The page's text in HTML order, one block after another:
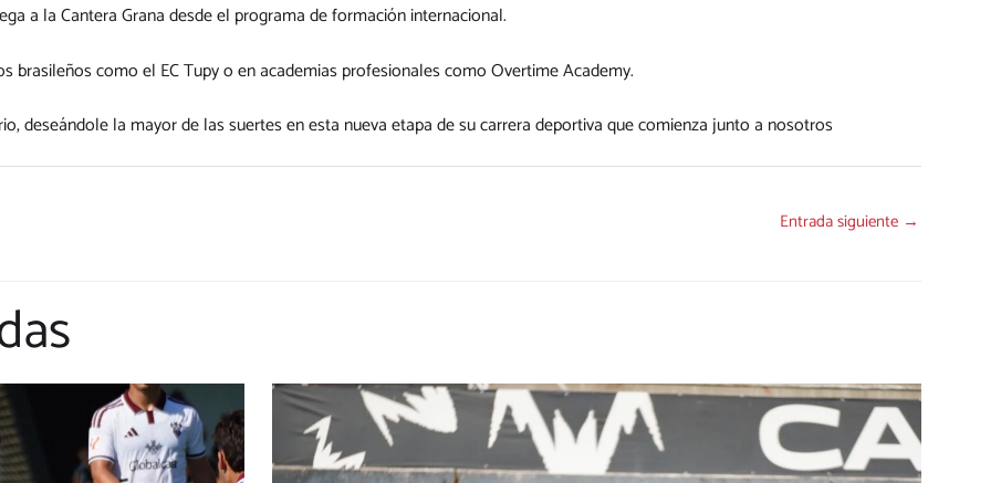
a la Cantera Grana desde el programa de formación internacional.
brasileños como el EC Tupy o en academias profesionales como Overtime Academy.
deseándole la mayor de las suertes en esta nueva etapa de su carrera deportiva que comienza junto a nosotros
Entrada siguiente →